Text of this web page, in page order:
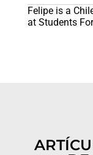
Felipe is a
at Students